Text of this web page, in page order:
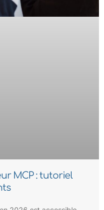
MCP : tutoriel